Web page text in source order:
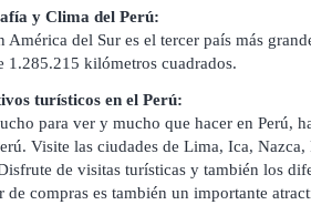
y Clima del Perú:
América del Sur es el tercer país más
1.285.215 kilómetros cuadrados.
turísticos en el Perú:
para ver y mucho que hacer en Perú,
Visite las ciudades de Lima, Ica,
de visitas turísticas y también los
de compras es también un importante